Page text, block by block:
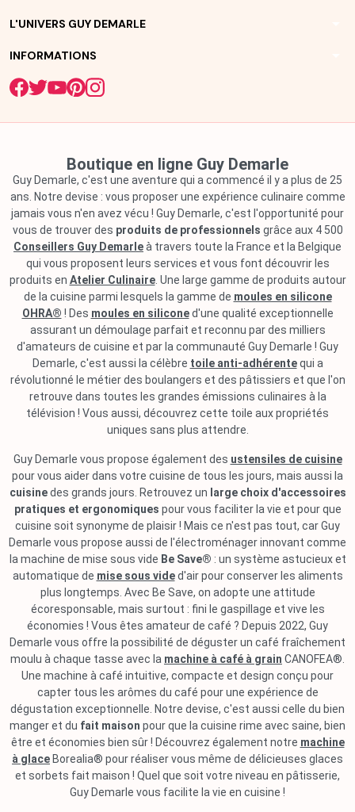
L'UNIVERS GUY DEMARLE
INFORMATIONS
Boutique en ligne Guy Demarle
Guy Demarle, c'est une aventure qui a commencé il y a plus de 25
ans. Notre devise : vous proposer une expérience culinaire comme
jamais vous n'en avez vécu ! Guy Demarle, c'est l'opportunité pour
vous de trouver des produits de professionnels grâce aux 4 500
Conseillers Guy Demarleà travers toute la France et la Belgique
qui vous proposent leurs services et vous font découvrir les
produits en Atelier Culinaire. Une large gamme de produits autour
de la cuisine parmi lesquels la gamme de moules en silicone
OHRA® ! Des moules en siliconed'une qualité exceptionnelle
assurant un démoulage parfait et reconnu par des milliers
d'amateurs de cuisine et par la communauté Guy Demarle ! Guy
Demarle, c'est aussi la célèbre toile anti-adhérentequi a
révolutionné le métier des boulangers et des pâtissiers et que l'on
retrouve dans toutes les grandes émissions culinaires à la
télévision ! Vous aussi, découvrez cette toile aux propriétés
uniques sans plus attendre.
Guy Demarle vous propose également des ustensiles de cuisine
pour vous aider dans votre cuisine de tous les jours, mais aussi la
cuisinedes grands jours. Retrouvez un large choix d'accessoires
pratiques et ergonomiques pour vous faciliter la vie et pour que
cuisine soit synonyme de plaisir ! Mais ce n'est pas tout, car Guy
Demarle vous propose aussi de l'électroménager innovant comme
la machine de mise sous vide Be Save® : un système astucieux et
automatique de mise sous vided'air pour conserver les aliments
plus longtemps. Avec Be Save, on adopte une attitude
écoresponsable, mais surtout : fini le gaspillage et vive les
économies ! Vous êtes amateur de café ? Depuis 2022, Guy
Demarle vous offre la possibilité de déguster un café fraîchement
moulu à chaque tasse avec la machine à café à grain CANOFEA®.
Une machine à café intuitive, compacte et design conçu pour
capter tous les arômes du café pour une expérience de
dégustation exceptionnelle. Notre devise, c'est aussi celle du bien
manger et du fait maison pour que la cuisine rime avec saine, bien
être et économies bien sûr ! Découvrez également notre machine
à glace Borealia® pour réaliser vous même de délicieuses glaces
et sorbets fait maison ! Quel que soit votre niveau en pâtisserie,
Guy Demarle vous facilite la vie en cuisine !